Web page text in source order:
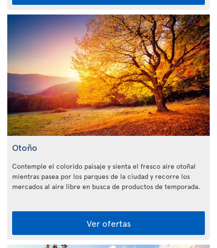
Otoño
Contemple el colorido paisaje y sienta el fresco aire otoñal
mientras pasea por los parques de la ciudad y recorre los
mercados al aire libre en busca de productos de temporada.
Ver ofertas